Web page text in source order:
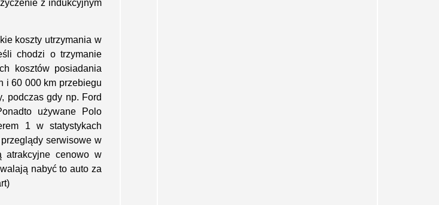
z indukcyjnym
koszty utrzymania w
chodzi o trzymanie
kosztów posiadania
i 60 000 km przebiegu
podczas gdy np. Ford
używane Polo
1 w statystykach
serwisowe w
cenowo w
nabyć to auto za